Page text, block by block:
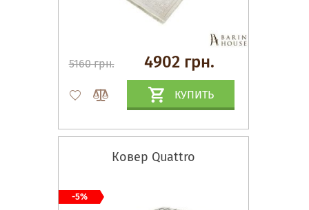
5160 грн. 4902 грн.
КУПИТЬ
Ковер Quattro
-5%